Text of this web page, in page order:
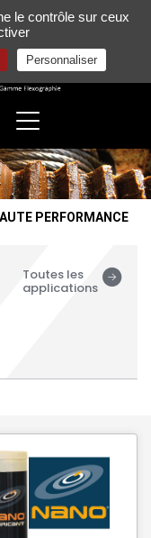
PERFORMANCE
Toutes les
applications
le contrôle sur ceux
Personnaliser